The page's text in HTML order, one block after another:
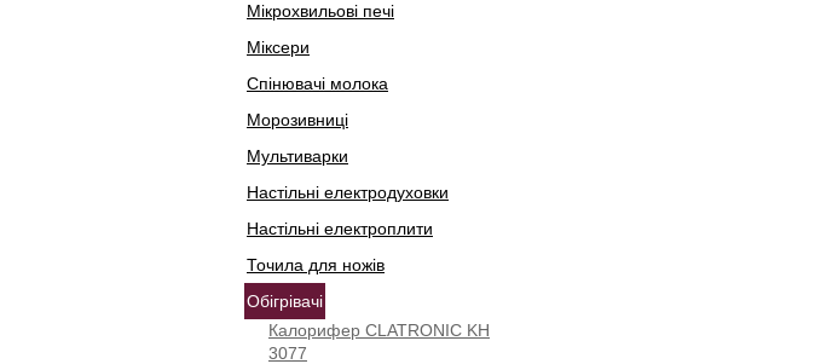
Мікрохвильові печі
Міксери
Спінювачі молока
Морозивниці
Мультиварки
Настільні електродуховки
Настільні електроплити
Точила для ножів
Обігрівачі
Калорифер CLATRONIC KH
3077